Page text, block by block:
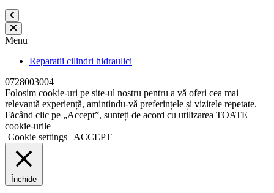
Menu
Reparatii cilindri hidraulici
0728003004
Folosim cookie-uri pe site-ul nostru pentru a vă oferi cea mai
relevantă experiență, amintindu-vă preferințele și vizitele repetate.
Făcând clic pe „Accept”, sunteți de acord cu utilizarea TOATE
cookie-urile
Cookie settings
ACCEPT
Închide